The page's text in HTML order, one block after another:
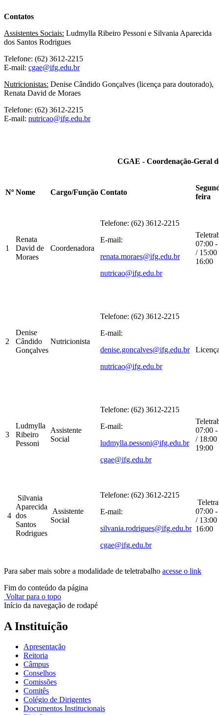
Contatos
Assistentes Sociais: Ludmylla Ribeiro Pessoni e Silvania Aparecida
dos Santos Rodrigues
Telefone: (62) 3612-2215
E-mail: cgae@ifg.edu.br
Nutricionistas: Denise Cândido Gonçalves (licença para doutorado),
Renata David de Moraes
Telefone: (62) 3612-2215
E-mail: nutricao@ifg.edu.br
CGAE - Coordenação-Geral
Nº Nome Cargo/Função Contato
feira
1
Renata
David de
Moraes
Coordenadora
Telefone: (62) 3612-2215
E-mail:
renata.moraes@ifg.edu.br
nutricao@ifg.edu.br
07:00
/ 15:00
16:00
2
Denise
Cândido
Gonçalves
Nutricionista
Telefone: (62) 3612-2215
E-mail:
denise.goncalves@ifg.edu.br
nutricao@ifg.edu.br
3
Ludmylla
Ribeiro
Pessoni
Assistente
Social
Telefone: (62) 3612-2215
E-mail:
ludmylla.pessoni@ifg.edu.br
cgae@ifg.edu.br
07:00
/ 18:00
19:00
4
Silvania
Aparecida
dos
Santos
Rodrigues
Assistente
Social
Telefone: (62) 3612-2215
E-mail:
silvania.rodrigues@ifg.edu.br
cgae@ifg.edu.br
07:00
/ 13:00
16:00
Para saber mais sobre a modalidade de teletrabalho acesse o link
Fim do conteúdo da página
Voltar para o topo
Início da navegação de rodapé
A Instituição
Apresentação
Reitoria
Câmpus
Conselhos
Comissões
Comitês
Colégio de Dirigentes
Documentos Institucionais